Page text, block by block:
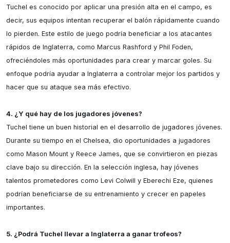
Tuchel es conocido por aplicar una presión alta en el campo, es
decir, sus equipos intentan recuperar el balón rápidamente cuando
lo pierden. Este estilo de juego podría beneficiar a los atacantes
rápidos de Inglaterra, como Marcus Rashford y Phil Foden,
ofreciéndoles más oportunidades para crear y marcar goles. Su
enfoque podría ayudar a Inglaterra a controlar mejor los partidos y
hacer que su ataque sea más efectivo.
4. ¿Y qué hay de los jugadores jóvenes?
Tuchel tiene un buen historial en el desarrollo de jugadores jóvenes.
Durante su tiempo en el Chelsea, dio oportunidades a jugadores
como Mason Mount y Reece James, que se convirtieron en piezas
clave bajo su dirección. En la selección inglesa, hay jóvenes
talentos prometedores como Levi Colwill y Eberechi Eze, quienes
podrían beneficiarse de su entrenamiento y crecer en papeles
importantes.
5. ¿Podrá Tuchel llevar a Inglaterra a ganar trofeos?